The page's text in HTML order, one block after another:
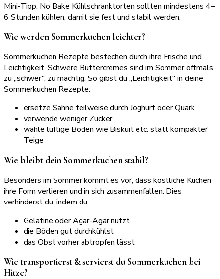
Mini-Tipp: No Bake Kühlschranktorten sollten mindestens 4–
6 Stunden kühlen, damit sie fest und stabil werden.
Wie werden Sommerkuchen leichter?
Sommerkuchen Rezepte bestechen durch ihre Frische und
Leichtigkeit. Schwere Buttercremes sind im Sommer oftmals
zu „schwer“, zu mächtig. So gibst du „Leichtigkeit“ in deine
Sommerkuchen Rezepte:
ersetze Sahne teilweise durch Joghurt oder Quark
verwende weniger Zucker
wähle luftige Böden wie Biskuit etc. statt kompakter
Teige
Wie bleibt dein Sommerkuchen stabil?
Besonders im Sommer kommt es vor, dass köstliche Kuchen
ihre Form verlieren und in sich zusammenfallen. Dies
verhinderst du, indem du
Gelatine oder Agar-Agar nutzt
die Böden gut durchkühlst
das Obst vorher abtropfen lässt
Wie transportierst & servierst du Sommerkuchen bei
Hitze?